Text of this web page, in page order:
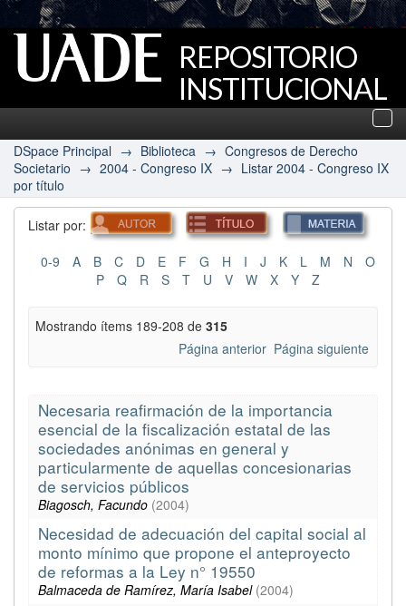
REPOSITORIO
INSTITUCIONAL
UADE
DSpace Principal → Biblioteca → Congresos de Derecho
Societario → 2004 - Congreso IX → Listar 2004 - Congreso IX
por título
Listar por:
0-9 A B C D E F G H I J K L M N
O
P
Q R S T U V W X Y Z
Mostrando ítems 189-208 de 315
Página anterior Página siguiente
Necesaria reafirmación de la importancia
esencial de la fiscalización estatal de las
sociedades anónimas en general y
particularmente de aquellas concesionarias
de servicios públicos
Biagosch, Facundo (2004)
Necesidad de adecuación del capital social al
monto mínimo que propone el anteproyecto
de reformas a la Ley n° 19550
Balmaceda de Ramírez, María Isabel (2004)